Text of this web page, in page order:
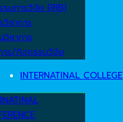
รมการวิจัย (IRB)
วิชาการ
วิชาการ
าร/กิจกรรมวิจัย
INTERNATINAL COLLEGE